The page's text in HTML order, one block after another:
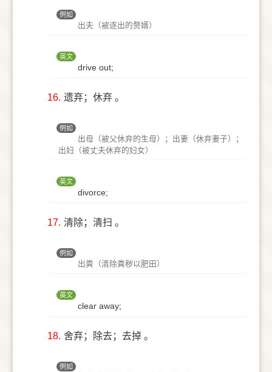
例如
出夫（被逐出的赘婿）
英文
drive out;
16. 遗弃；休弃 。
例如
出母（被父休弃的生母）；出妻（休弃妻子）；
出妇（被丈夫休弃的妇女）
英文
divorce;
17. 清除；清扫 。
例如
出粪（清除粪秽以肥田）
英文
clear away;
18. 舍弃；除去；去掉 。
例如